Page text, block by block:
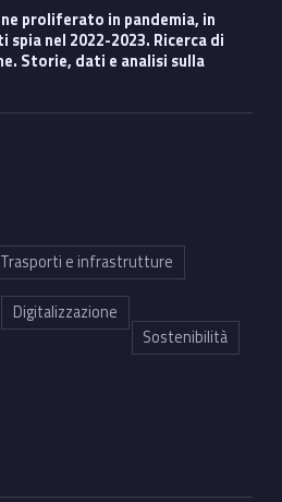
spia nel 2022-2023. Ricerca di
Storie, dati e analisi sulla
Trasporti e infrastrutture
Digitalizzazione
Sostenibilità